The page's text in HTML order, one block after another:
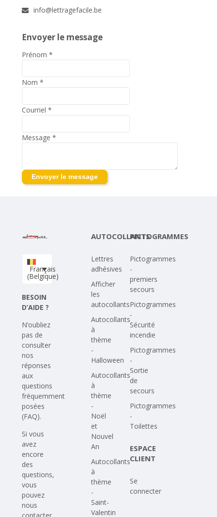
info@lettragefacile.be
Envoyer le message
Prénom *
Nom *
Courriel *
Message *
Français
(Belgique)
BESOIN
D’AIDE ?
N’oubliez
pas de
consulter
nos
réponses
aux
questions
fréquemment
posées
(FAQ).
Si vous
avez
encore
des
questions,
vous
pouvez
nous
AUTOCOLLANTS
Lettres
adhésives
Afficher
les
autocollants
Autocollants
à
thème
-
Halloween
Autocollants
à
thème
-
Noël
et
Nouvel
An
Autocollants
à
thème
-
Saint-
Valentin
PICTOGRAMMES
Pictogrammes
-
premiers
secours
Pictogrammes
-
Sécurité
incendie
Pictogrammes
-
Sortie
de
secours
Pictogrammes
-
Toilettes
ESPACE
CLIENT
Se
connecter